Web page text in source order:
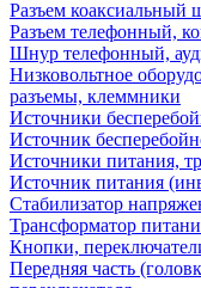
Разъем коаксиальный
Разъем телефонный,
Шнур телефонный,
Низковольтное
разъемы, клеммники
Источники
Источник
Источники питания,
Источник питания
Стабилизатор
Трансформатор
Кнопки,
Передняя часть